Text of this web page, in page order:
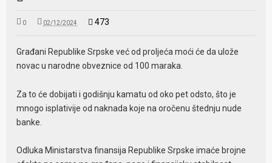
0 02/12/2024 473
Građani Republike Srpske već od proljeća moći će da ulože
novac u narodne obveznice od 100 maraka.
Za to će dobijati i godišnju kamatu od oko pet odsto, što je
mnogo isplativije od naknada koje na oročenu štednju nude
banke.
Odluka Ministarstva finansija Republike Srpske imaće brojne